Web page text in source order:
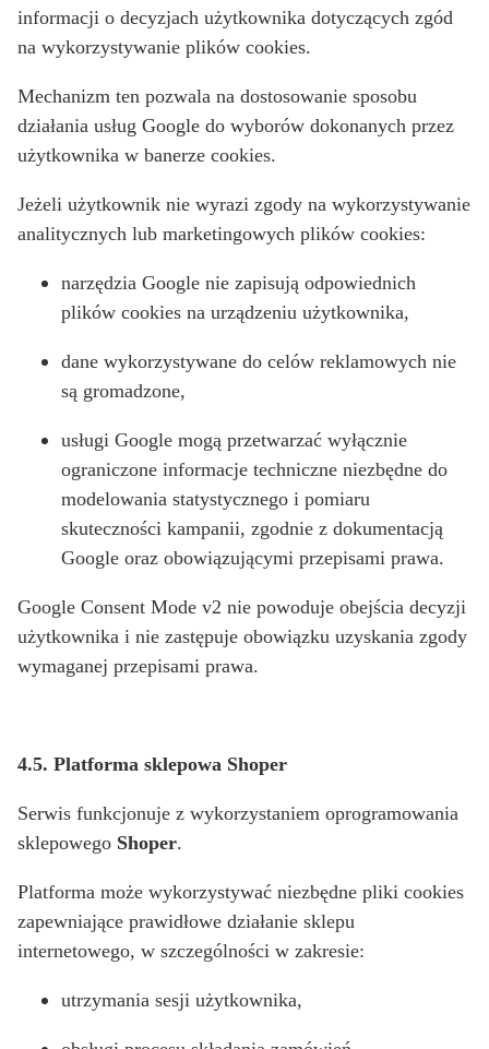
informacji o decyzjach użytkownika dotyczących zgód
na wykorzystywanie plików cookies.
Mechanizm ten pozwala na dostosowanie sposobu
działania usług Google do wyborów dokonanych przez
użytkownika w banerze cookies.
Jeżeli użytkownik nie wyrazi zgody na wykorzystywanie
analitycznych lub marketingowych plików cookies:
narzędzia Google nie zapisują odpowiednich
plików cookies na urządzeniu użytkownika,
dane wykorzystywane do celów reklamowych nie
są gromadzone,
usługi Google mogą przetwarzać wyłącznie
ograniczone informacje techniczne niezbędne do
modelowania statystycznego i pomiaru
skuteczności kampanii, zgodnie z dokumentacją
Google oraz obowiązującymi przepisami prawa.
Google Consent Mode v2 nie powoduje obejścia decyzji
użytkownika i nie zastępuje obowiązku uzyskania zgody
wymaganej przepisami prawa.
4.5. Platforma sklepowa Shoper
Serwis funkcjonuje z wykorzystaniem oprogramowania
sklepowego Shoper.
Platforma może wykorzystywać niezbędne pliki cookies
zapewniające prawidłowe działanie sklepu
internetowego, w szczególności w zakresie:
utrzymania sesji użytkownika,